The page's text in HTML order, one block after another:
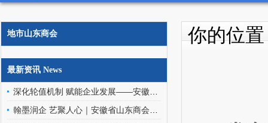
地市山东商会
最新资讯 News
你的位